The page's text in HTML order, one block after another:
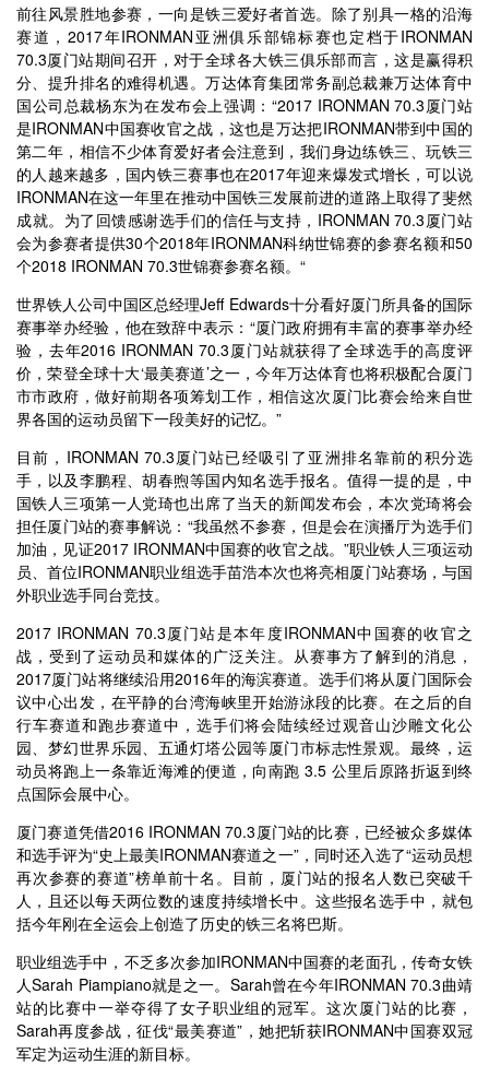
前往风景胜地参赛，一向是铁三爱好者首选。除了别具一格的沿海
赛道，2017年IRONMAN亚洲俱乐部锦标赛也定档于IRONMAN
70.3厦门站期间召开，对于全球各大铁三俱乐部而言，这是赢得积
分、提升排名的难得机遇。万达体育集团常务副总裁兼万达体育中
国公司总裁杨东为在发布会上强调：“2017 IRONMAN 70.3厦门站
是IRONMAN中国赛收官之战，这也是万达把IRONMAN带到中国的
第二年，相信不少体育爱好者会注意到，我们身边练铁三、玩铁三
的人越来越多，国内铁三赛事也在2017年迎来爆发式增长，可以说
IRONMAN在这一年里在推动中国铁三发展前进的道路上取得了斐然
成就。为了回馈感谢选手们的信任与支持，IRONMAN 70.3厦门站
会为参赛者提供30个2018年IRONMAN科纳世锦赛的参赛名额和50
个2018 IRONMAN 70.3世锦赛参赛名额。“
世界铁人公司中国区总经理Jeff Edwards十分看好厦门所具备的国际
赛事举办经验，他在致辞中表示：“厦门政府拥有丰富的赛事举办经
验，去年2016 IRONMAN 70.3厦门站就获得了全球选手的高度评
价，荣登全球十大‘最美赛道’之一，今年万达体育也将积极配合厦门
市市政府，做好前期各项筹划工作，相信这次厦门比赛会给来自世
界各国的运动员留下一段美好的记忆。”
目前，IRONMAN 70.3厦门站已经吸引了亚洲排名靠前的积分选
手，以及李鹏程、胡春煦等国内知名选手报名。值得一提的是，中
国铁人三项第一人党琦也出席了当天的新闻发布会，本次党琦将会
担任厦门站的赛事解说：“我虽然不参赛，但是会在演播厅为选手们
加油，见证2017 IRONMAN中国赛的收官之战。”职业铁人三项运动
员、首位IRONMAN职业组选手苗浩本次也将亮相厦门站赛场，与国
外职业选手同台竞技。
2017 IRONMAN 70.3厦门站是本年度IRONMAN中国赛的收官之
战，受到了运动员和媒体的广泛关注。从赛事方了解到的消息，
2017厦门站将继续沿用2016年的海滨赛道。选手们将从厦门国际会
议中心出发，在平静的台湾海峡里开始游泳段的比赛。在之后的自
行车赛道和跑步赛道中，选手们将会陆续经过观音山沙雕文化公
园、梦幻世界乐园、五通灯塔公园等厦门市标志性景观。最终，运
动员将跑上一条靠近海滩的便道，向南跑 3.5 公里后原路折返到终
点国际会展中心。
厦门赛道凭借2016 IRONMAN 70.3厦门站的比赛，已经被众多媒体
和选手评为“史上最美IRONMAN赛道之一”，同时还入选了“运动员想
再次参赛的赛道”榜单前十名。目前，厦门站的报名人数已突破千
人，且还以每天两位数的速度持续增长中。这些报名选手中，就包
括今年刚在全运会上创造了历史的铁三名将巴斯。
职业组选手中，不乏多次参加IRONMAN中国赛的老面孔，传奇女铁
人Sarah Piampiano就是之一。Sarah曾在今年IRONMAN 70.3曲靖
站的比赛中一举夺得了女子职业组的冠军。这次厦门站的比赛，
Sarah再度参战，征伐“最美赛道”，她把斩获IRONMAN中国赛双冠
军定为运动生涯的新目标。